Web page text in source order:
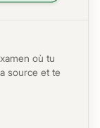
où tu
source et te